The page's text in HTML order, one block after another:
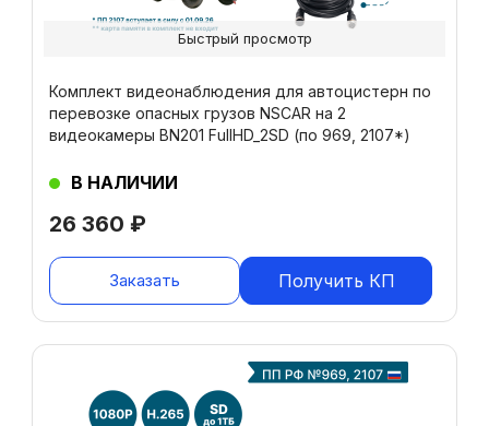
26 360 ₽
Комплект видеонаблюдения для автоцистерн по
перевозке опасных грузов NSCAR на 2
видеокамеры BN201 FullHD_2SD (по 969, 2107*)
В НАЛИЧИИ
Заказать Получить КП
Быстрый просмотр